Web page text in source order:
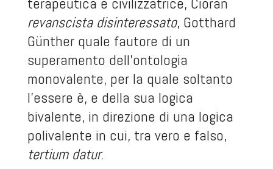
revanscista disinteressato, Gotthard
Günther quale fautore di un
superamento dell’ontologia
monovalente, per la quale soltanto
l’essere è, e della sua logica
bivalente, in direzione di una logica
polivalente in cui, tra vero e falso,
tertium datur.